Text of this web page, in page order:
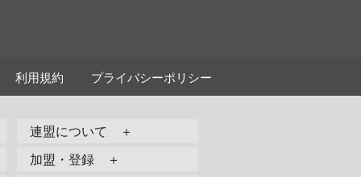
利用規約 プライバシーポリシー
連盟について ＋
加盟・登録 ＋